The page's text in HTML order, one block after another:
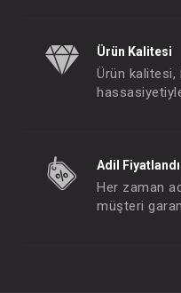
Ürün Kalitesi
Ürün kalitesi,
Adil
Her zaman
müşteri